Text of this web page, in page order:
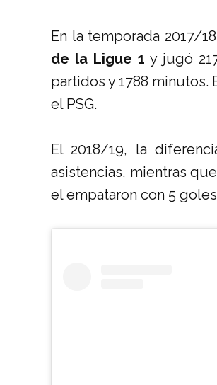
En la temporada 2017/
de la Ligue 1 y jugó
partidos y 1788 minutos.
el PSG.
El 2018/19, la
asistencias, mientras que
el empataron con 5